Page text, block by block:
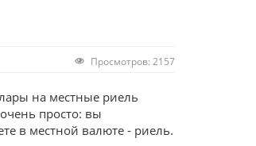
Просмотров: 2157
на местные риель
просто: вы
в местной валюте - риель.